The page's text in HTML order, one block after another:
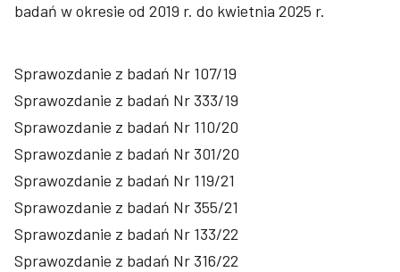
badań w okresie od 2019 r. do kwietnia 2025 r.
Sprawozdanie z badań Nr 107/19
Sprawozdanie z badań Nr 333/19
Sprawozdanie z badań Nr 110/20
Sprawozdanie z badań Nr 301/20
Sprawozdanie z badań Nr 119/21
Sprawozdanie z badań Nr 355/21
Sprawozdanie z badań Nr 133/22
Sprawozdanie z badań Nr 316/22